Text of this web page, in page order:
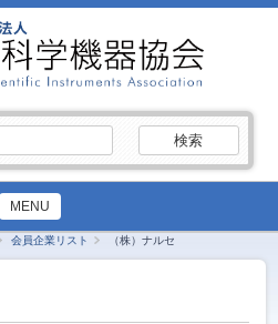
索:
MENU
会員企業リスト （株）ナルセ